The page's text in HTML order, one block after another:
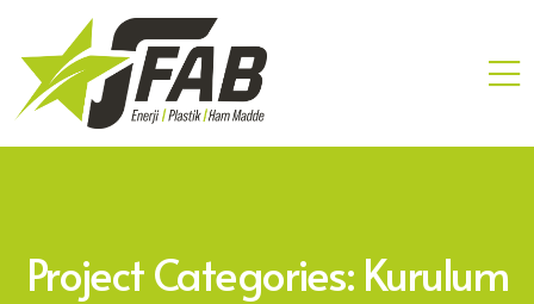
Project Categories: Kurulum